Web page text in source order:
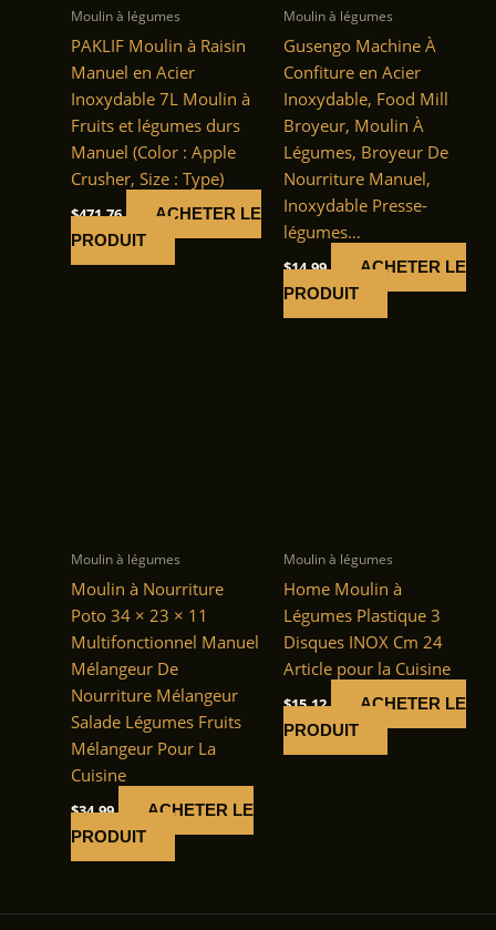
Moulin à légumes
PAKLIF Moulin à Raisin
Manuel en Acier
Inoxydable 7L Moulin à
Fruits et légumes durs
Manuel (Color : Apple
Crusher, Size : Type)
$471.76
ACHETER LE
PRODUIT
Moulin à légumes
Gusengo Machine À
Confiture en Acier
Inoxydable, Food Mill
Broyeur, Moulin À
Légumes, Broyeur De
Nourriture Manuel,
Inoxydable Presse-
légumes…
$14.99
ACHETER LE
PRODUIT
Moulin à légumes
Moulin à Nourriture
Poto 34 × 23 × 11
Multifonctionnel Manuel
Mélangeur De
Nourriture Mélangeur
Salade Légumes Fruits
Mélangeur Pour La
Cuisine
$34.99
ACHETER LE
PRODUIT
Moulin à légumes
Home Moulin à
Légumes Plastique 3
Disques INOX Cm 24
Article pour la Cuisine
$15.12
ACHETER LE
PRODUIT